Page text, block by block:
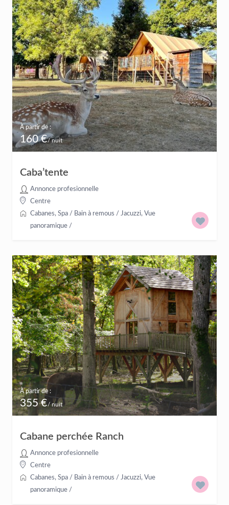
À partir de :
160 €/ nuit
Caba’tente
Annonce profesionnelle
Centre
Cabanes, Spa / Bain à remous / Jacuzzi, Vue
panoramique /
À partir de :
355 €/ nuit
Cabane perchée Ranch
Annonce profesionnelle
Centre
Cabanes, Spa / Bain à remous / Jacuzzi, Vue
panoramique /